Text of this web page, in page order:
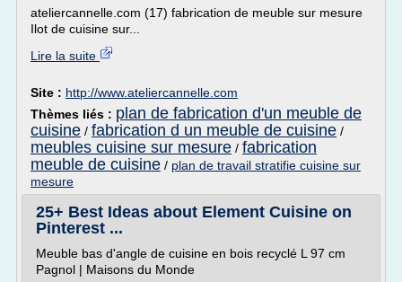
ateliercannelle.com (17) fabrication de meuble sur mesure
Ilot de cuisine sur...
Lire la suite
Site : http://www.ateliercannelle.com
Thèmes liés : plan de fabrication d'un meuble de
cuisine / fabrication d un meuble de cuisine /
meubles cuisine sur mesure / fabrication
meuble de cuisine / plan de travail stratifie cuisine sur
mesure
25+ Best Ideas about Element Cuisine on
Pinterest ...
Meuble bas d'angle de cuisine en bois recyclé L 97 cm
Pagnol | Maisons du Monde